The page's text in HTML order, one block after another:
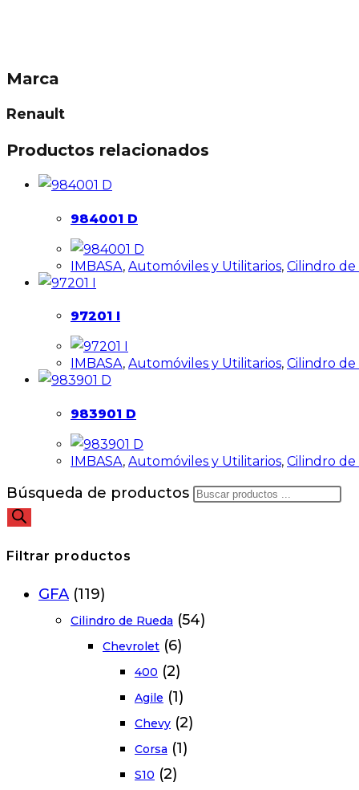
Marca
Renault
Productos relacionados
984001 D
IMBASA, Automóviles y Utilitarios, Cilindro
97201 I
IMBASA, Automóviles y Utilitarios, Cilindro
983901 D
IMBASA, Automóviles y Utilitarios, Cilindro
Búsqueda de productos
Filtrar productos
GFA (119)
Cilindro de Rueda (54)
Chevrolet (6)
400 (2)
Agile (1)
Chevy (2)
Corsa (1)
S10 (2)